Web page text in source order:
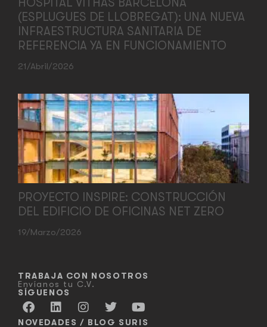
HOSPITAL VITHAS BARCELONA
(ESPLUGUES DE LLOBREGAT): UNA NUEVA
INFRAESTRUCTURA SANITARIA DE
REFERENCIA YA EN FUNCIONAMIENTO
21/abril/2026
PROYECTO INSPIRE: CONSTRUCCIÓN
DEL EDIFICIO DE OFICINAS NET ZERO
19/marzo/2026
TRABAJA CON NOSOTROS
Envíanos tu C.V.
SÍGUENOS
NOVEDADES / BLOG SURIS